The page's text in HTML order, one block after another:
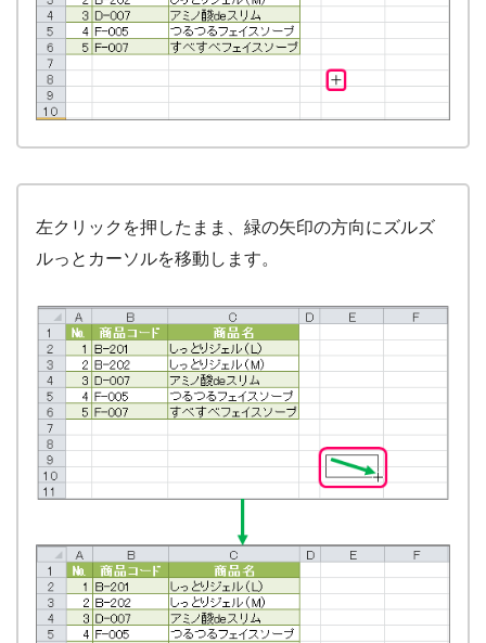
左クリックを押したまま、緑の矢印の方向にズルズ
ルっとカーソルを移動します。